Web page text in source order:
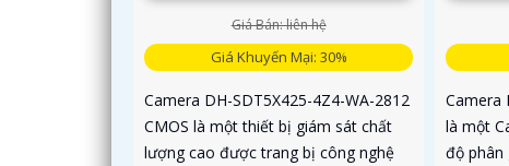
Giá Bán: liên hệ
Giá Khuyến Mại: 30%
Camera DH-SDT5X425-4Z4-WA-2812
CMOS là một thiết bị giám sát chất
lượng cao được trang bị công nghệ
Camera
là một
độ phân